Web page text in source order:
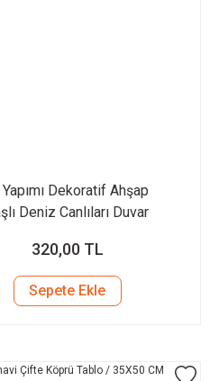
Yapımı Dekoratif Ahşap
Deniz Canlıları Duvar
320,00 TL
Sepete Ekle